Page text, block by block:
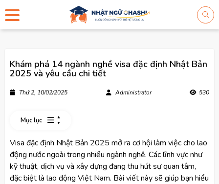
Khám phá 14 ngành nghề visa đặc định Nhật Bản
2025 và yêu cầu chi tiết
Thứ 2, 10/02/2025 Administrator 530
Mục lục
Visa đặc định Nhật Bản 2025 mở ra cơ hội làm việc cho lao
động nước ngoài trong nhiều ngành nghề. Các lĩnh vực như
kỹ thuật, dịch vụ và xây dựng đang thu hút sự quan tâm,
đặc biệt là lao động Việt Nam. Bài viết này sẽ giúp bạn hiểu